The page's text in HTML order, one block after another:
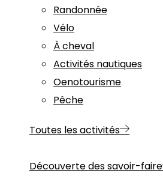
Randonnée
Vélo
À cheval
Activités nautiques
Oenotourisme
Pêche
Toutes les activités
Découverte des savoir-faire